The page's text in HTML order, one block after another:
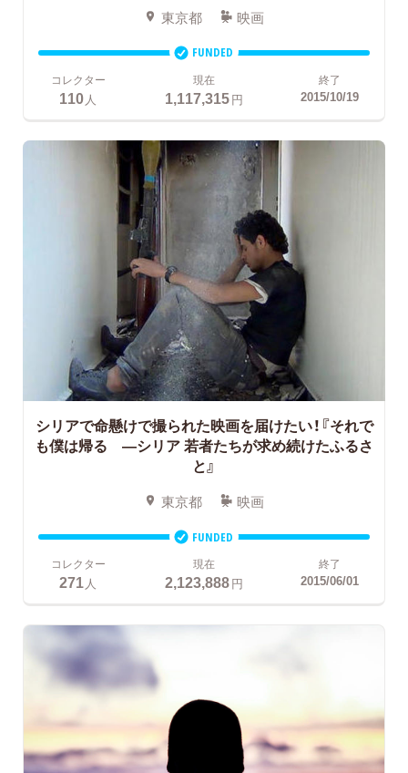
東京都 映画
FUNDED
コレクター
110 人
現在
1,117,315円
終了
2015/10/19
シリアで命懸けで撮られた映画を届けたい！『それで
も僕は帰る —シリア 若者たちが求め続けたふるさ
と』
東京都 映画
FUNDED
コレクター
271人
現在
2,123,888円
終了
2015/06/01